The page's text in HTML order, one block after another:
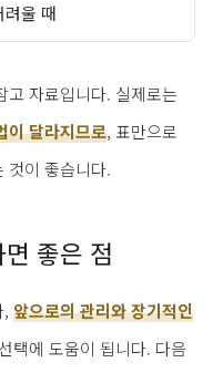
려울 때
고 자료입니다. 실제로는
이 달라지므로, 표만으로
것이 좋습니다.
좋은 점
, 앞으로의 관리와 장기적인
택에 도움이 됩니다. 다음